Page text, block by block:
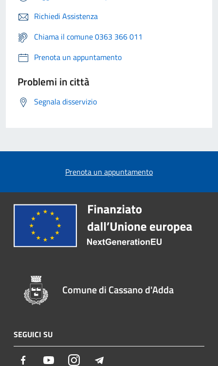
Richiedi Assistenza
Chiama il comune 0363 366 011
Prenota un appuntamento
Problemi in città
Segnala disservizio
Prenota un appuntamento
Comune di Cassano d'Adda
SEGUICI SU
Facebook YoutubeInstagram